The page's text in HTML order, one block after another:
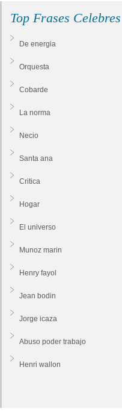
Top Frases Celebres
De energia
Orquesta
Cobarde
La norma
Necio
Santa ana
Critica
Hogar
El universo
Munoz marin
Henry fayol
Jean bodin
Jorge icaza
Abuso poder trabajo
Henri wallon